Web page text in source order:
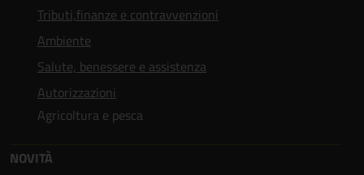
Tributi,finanze e contravvenzioni
Ambiente
Salute, benessere e assistenza
Autorizzazioni
Agricoltura e pesca
NOVITÀ